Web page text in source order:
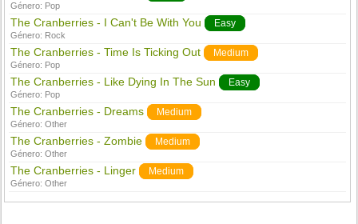
Género: Pop
The Cranberries - I Can't Be With You Easy
Género: Rock
The Cranberries - Time Is Ticking Out Medium
Género: Pop
The Cranberries - Like Dying In The Sun Easy
Género: Pop
The Cranberries - Dreams Medium
Género:Other
The Cranberries - Zombie Medium
Género:Other
The Cranberries - Linger Medium
Género:Other